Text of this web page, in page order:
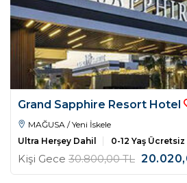
Grand Sapphire Resort Hotel
MAĞUSA / Yeni İskele
Ultra Herşey Dahil
0-12 Yaş Ücretsiz
Kişi Gece 30.800,00TL 20.020